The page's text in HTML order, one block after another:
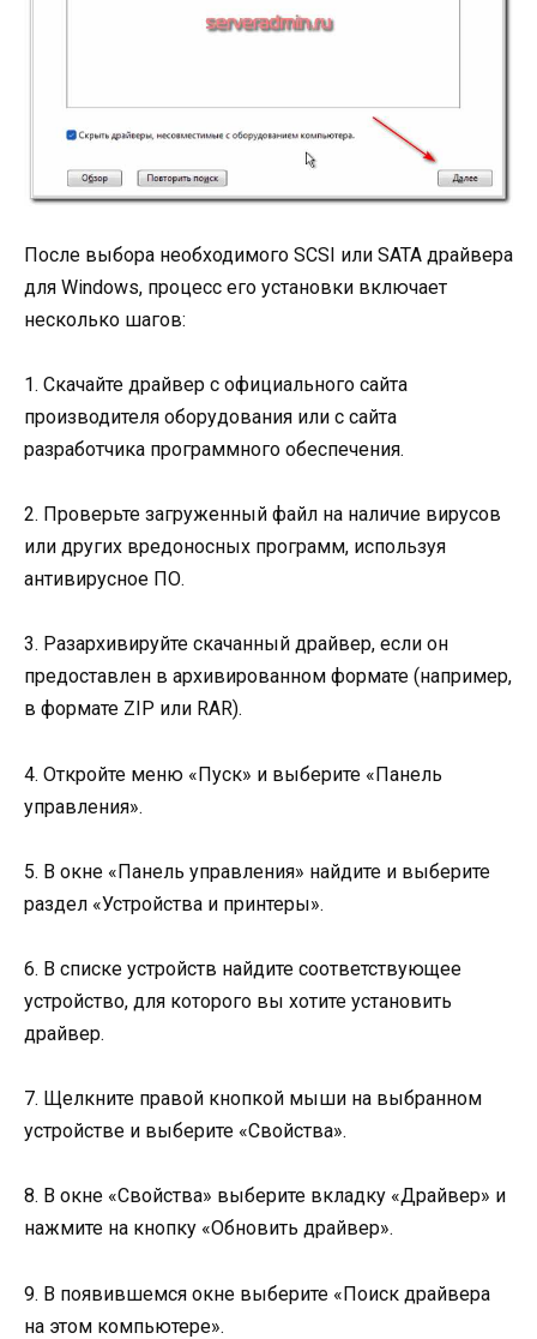
После выбора необходимого SCSI или SATA драйвера
для Windows, процесс его установки включает
несколько шагов:
1. Скачайте драйвер с официального сайта
производителя оборудования или с сайта
разработчика программного обеспечения.
2. Проверьте загруженный файл на наличие вирусов
или других вредоносных программ, используя
антивирусное ПО.
3. Разархивируйте скачанный драйвер, если он
предоставлен в архивированном формате (например,
в формате ZIP или RAR).
4. Откройте меню «Пуск» и выберите «Панель
управления».
5. В окне «Панель управления» найдите и выберите
раздел «Устройства и принтеры».
6. В списке устройств найдите соответствующее
устройство, для которого вы хотите установить
драйвер.
7. Щелкните правой кнопкой мыши на выбранном
устройстве и выберите «Свойства».
8. В окне «Свойства» выберите вкладку «Драйвер» и
нажмите на кнопку «Обновить драйвер».
9. В появившемся окне выберите «Поиск драйвера
на этом компьютере».